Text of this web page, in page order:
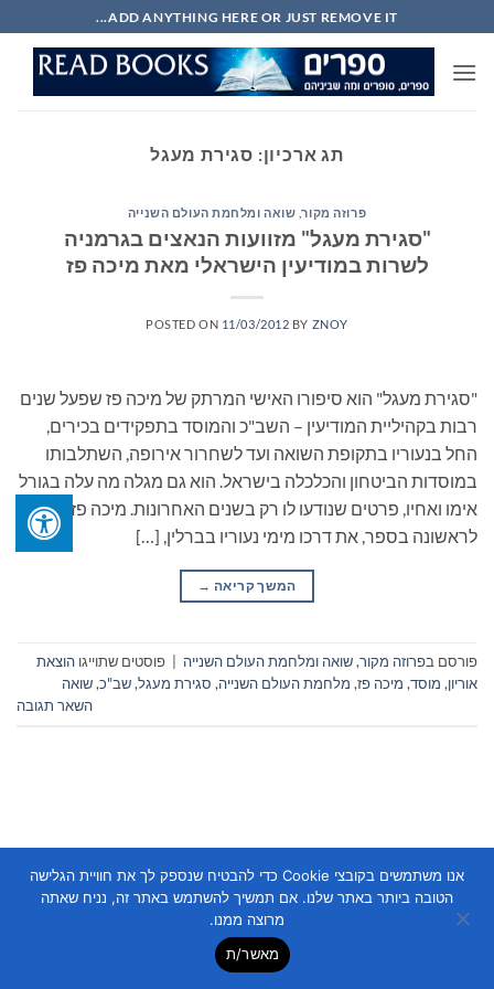
to
content
ADD ANYTHING HERE OR JUST REMOVE IT...
תג ארכיון: סגירת מעגל
פרוזה מקור, שואה ומלחמת העולם השנייה
"סגירת מעגל" מזוועות הנאצים בגרמניה
לשרות במודיעין הישראלי מאת מיכה פז
POSTED ON 11/03/2012 BY ZNOY
"סגירת מעגל" הוא סיפורו האישי המרתק של מיכה פז שפעל שנים
רבות בקהיליית המודיעין – השב"כ והמוסד בתפקידים בכירים,
החל בנעוריו בתקופת השואה ועד לשחרור אירופה, השתלבותו
במוסדות הביטחון והכלכלה בישראל. הוא גם מגלה מה עלה בגורל
אימו ואחיו, פרטים שנודעו לו רק בשנים האחרונות. מיכה פז מגלה
לראשונה בספר, את דרכו מימי נעוריו בברלין, […]
המשך קריאה →
פורסם בפרוזה מקור,שואה ומלחמת העולם השנייה פוסטים שתוייגו הוצאת
אוריון, מוסד, מיכה פז, מלחמת העולם השנייה, סגירת מעגל,שב"כ,שואה
השאר תגובה
Copyright 2026 © Flatsome Themeאנו משתמשים בקובצי Cookie כדי להבטיח שנספק לך את חוויית הגלישה
הטובה ביותר באתר שלנו. אם תמשיך להשתמש באתר זה, נניח שאתה
מרוצה ממנו.
מאשר/ת